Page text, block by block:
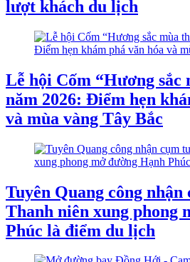
lượt khách du lịch
Lễ hội Cốm “Hương sắc
năm 2026: Điểm hẹn
và mùa vàng Tây Bắc
Tuyên Quang công
Thanh niên xung phong
Phúc là điểm du lịch